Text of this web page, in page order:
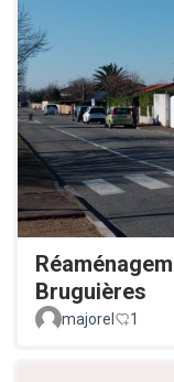
Bruguières
majorel 1